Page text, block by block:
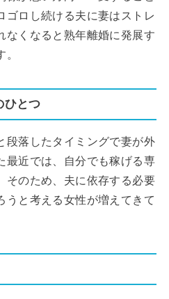
ゴロし続ける夫に妻はストレ
なくなると熟年離婚に発展す
ひとつ
段落したタイミングで妻が外
最近では、自分でも稼げる専
そのため、夫に依存する必要
うと考える女性が増えてきて